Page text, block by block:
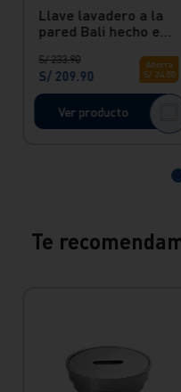
Llave lavadero a la
pared Bali hecho en
S/ 233.90
S/ 209.90
Ahorra
S/ 24. 00
Ver producto
Te